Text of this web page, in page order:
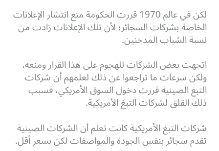
لكن في عالم 1970 قررت الحكومة منع انتشار الإعلانات
الخاصة بشركات السجائر؛ لأن تلك الإعلانات زادت من
نسبة الشباب المدخنين.
اتجهت بعض الشركات للهجوم على هذا القرار ومنعه،
ولكن سرعات ما تراجعوا عن ذلك لعلمهم أن شركات
التبغ الصينية قررت دخول السوق الأمريكي، فسبب
ذلك القلق لشركات التبغ الأمريكية.
شركات التبغ الأمريكية كانت تعلم أن الشركات الصينية
تقدم سجائر بنفس الجودة والمواصفات لكن بسعر أقل.